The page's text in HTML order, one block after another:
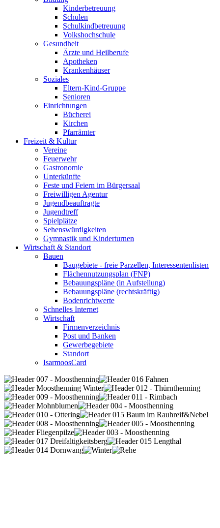
Kinderbetreuung
Schulen
Schulkindbetreuung
Volkshochschule
Gesundheit
Ärzte und Heilberufe
Apotheken
Krankenhäuser
Soziales
Eltern-Kind-Gruppe
Senioren
Einrichtungen
Bücherei
Kirchen
Pfarrämter
Freizeit & Kultur
Vereine
Feuerwehr
Gastronomie
Unterkünfte
Feste und Feiern im Bürgersaal
Freiwilligen Agentur
Jugendbeauftragte
Jugendtreff
Spielplätze
Sehenswürdigkeiten
Gymnastik und Kinderturnen
Wirtschaft & Standort
Bauen
Baugebiete - freie Parzellen, Interessentenlisten
Flächennutzungsplan (FNP)
Bebauungspläne (in Aufstellung)
Bebauungspläne (rechtskräftig)
Bodenrichtwerte
Schnelles Internet
Wirtschaft
Firmenverzeichnis
Post und Banken
Gewerbegebiete
Standort
IsarmoosCard